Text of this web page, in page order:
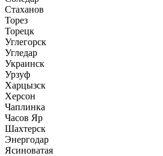
Стаханов
Торез
Торецк
Углегорск
Угледар
Украинск
Урзуф
Харцызск
Херсон
Чаплинка
Часов Яр
Шахтерск
Энергодар
Ясиноватая